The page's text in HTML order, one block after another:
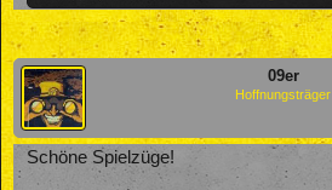
09er
Hoffnungsträger
Schöne Spielzüge!